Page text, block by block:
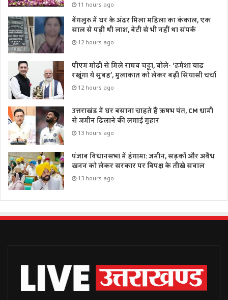
11 hours ago
बेंगलुरु में घर के अंदर मिला महिला का कंकाल, एक
साल से पड़ी थी लाश, बेटी से भी नहीं था संपर्क
12 hours ago
पीएम मोदी से मिले राघव चड्ढा, बोले- ‘हमेशा याद
रखूंगा ये सुबह’, मुलाकात को लेकर बढ़ी सियासी चर्चा
12 hours ago
उत्तराखंड में घर बसाना चाहते हैं ऋषभ पंत, CM धामी
से जमीन दिलाने की लगाई गुहार
13 hours ago
पंजाब विधानसभा में हंगामा: जमीन, सड़कों और अवैध
खनन को लेकर सरकार पर विपक्ष के तीखे सवाल
13 hours ago